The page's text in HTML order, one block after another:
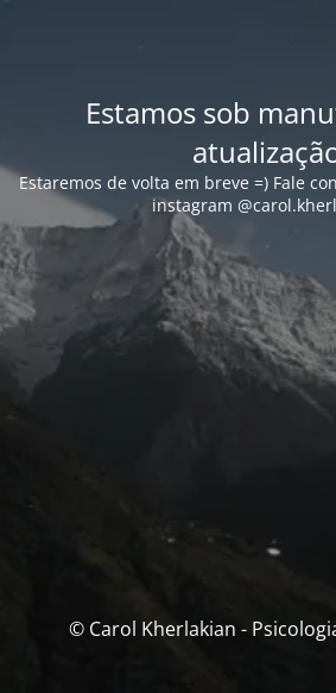
Estamos sob
Estaremos de volta em breve =) Fale
instagram
© Carol Kherlakian -